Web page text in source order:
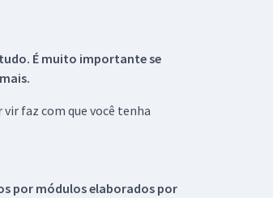
É muito importante se
faz com que você tenha
por módulos elaborados por